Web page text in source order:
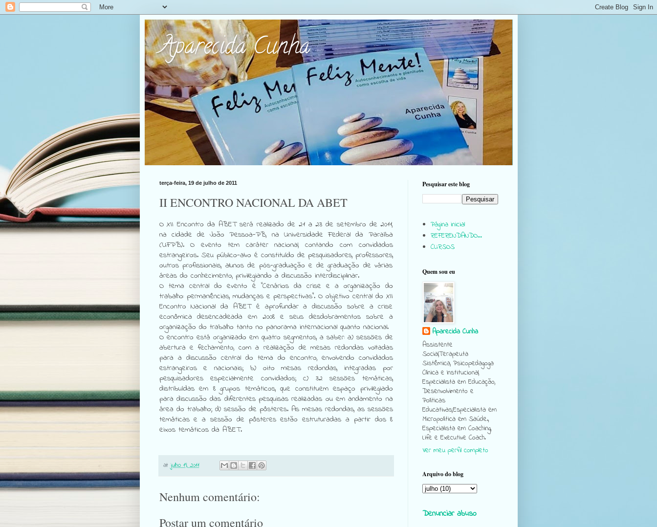
Aparecida Cunha
terça-feira, 19 de julho de 2011
II ENCONTRO NACIONAL DA ABET
O XII Encontro da ABET será realizado de 21 a 23 de setembro de 2011,
na cidade de João Pessoa-PB, na Universidade Federal da Paraíba
(UFPB). O evento tem caráter nacional, contando com convidados
estrangeiros. Seu público-alvo é constituído de pesquisadores, professores,
outros profissionais, alunos de pós-graduação e de graduação de várias
áreas do conhecimento, privilegiando a discussão interdisciplinar.
O tema central do evento é “Cenários da crise e a organização do
trabalho: permanências, mudanças e perspectivas”. O objetivo central do XII
Encontro Nacional da ABET é aprofundar a discussão sobre a crise
econômica desencadeada em 2008 e seus desdobramentos sobre a
organização do trabalho tanto no panorama internacional quanto nacional.
O encontro está organizado em quatro segmentos, a saber: a) sessões de
abertura e fechamento, com a realização de mesas redondas voltadas
para a discussão central do tema do encontro, envolvendo convidados
estrangeiros e nacionais; b) oito mesas redondas, integradas por
pesquisadores especialmente convidados; c) 32 sessões temáticas,
distribuídas em 8 grupos temáticos, que constituem espaço privilegiado
para discussão das diferentes pesquisas realizadas ou em andamento na
área do trabalho; d) sessão de pôsteres. As mesas redondas, as sessões
temáticas e a sessão de pôsteres estão estruturadas a partir dos 8
eixos temáticos da ABET.
atjulho 19, 2011
Nenhum comentário:
Postar um comentário
Pesquisar este blog
Página inicial
REFERENDANDO...
CURSOS
Quem sou eu
Aparecida Cunha
Assistente
Social,Terapeuta
Sistêmica, Psicopedagoga
Clínica e Institucional,
Especialista em Educação,
Desenvolvimento e
Políticas
Educativas;Especialista em
Micropolítica em Saúde.,
Especialista em Coaching,
Life e Executive Coach.
Ver meu perfil completo
Arquivo do blog
Denunciar abuso